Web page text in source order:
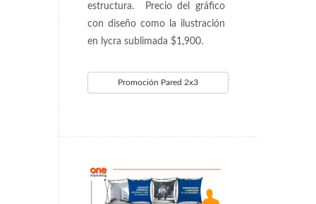
estructura. Precio del gráfico
con diseño como la ilustración
en lycra sublimada $1,900.
Promoción Pared 2x3